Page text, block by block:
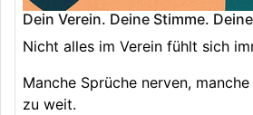
Dein Verein. Deine Stimme.
Nicht alles im Verein fühlt sich
Manche Sprüche nerven,
zu weit.